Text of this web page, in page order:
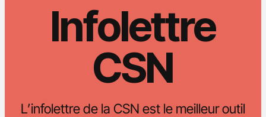
Infolettre
CSN
L’infolettre de la CSN est le meilleur outil